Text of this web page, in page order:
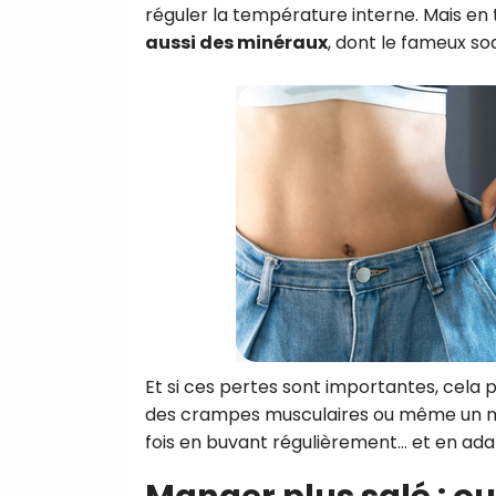
réguler la température interne. Mais
aussi des minéraux, dont le fameux
Et si ces pertes sont importantes, cela
des crampes musculaires ou même un
fois en buvant régulièrement… et en